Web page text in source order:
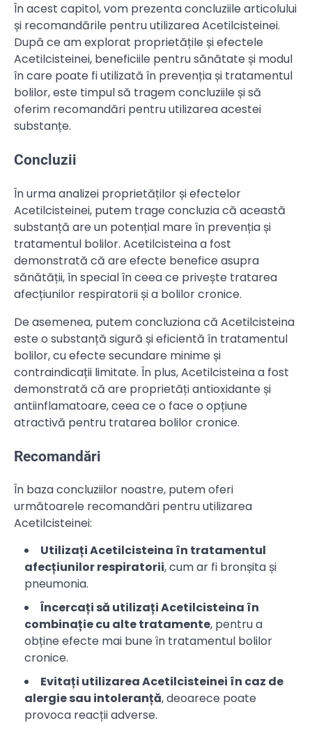
În acest capitol, vom prezenta concluziile articolului
și recomandările pentru utilizarea Acetilcisteinei.
După ce am explorat proprietățile și efectele
Acetilcisteinei, beneficiile pentru sănătate și modul
în care poate fi utilizată în prevenția și tratamentul
bolilor, este timpul să tragem concluziile și să
oferim recomandări pentru utilizarea acestei
substanțe.
Concluzii
În urma analizei proprietăților și efectelor
Acetilcisteinei, putem trage concluzia că această
substanță are un potențial mare în prevenția și
tratamentul bolilor. Acetilcisteina a fost
demonstrată că are efecte benefice asupra
sănătății, în special în ceea ce privește tratarea
afecțiunilor respiratorii și a bolilor cronice.
De asemenea, putem concluziona că Acetilcisteina
este o substanță sigură și eficientă în tratamentul
bolilor, cu efecte secundare minime și
contraindicații limitate. În plus, Acetilcisteina a fost
demonstrată că are proprietăți antioxidante și
antiinflamatoare, ceea ce o face o opțiune
atractivă pentru tratarea bolilor cronice.
Recomandări
În baza concluziilor noastre, putem oferi
următoarele recomandări pentru utilizarea
Acetilcisteinei:
Utilizați Acetilcisteina în tratamentul
afecțiunilor respiratorii, cum ar fi bronșita și
pneumonia.
Încercați să utilizați Acetilcisteina în
combinație cu alte tratamente, pentru a
obține efecte mai bune în tratamentul bolilor
cronice.
Evitați utilizarea Acetilcisteinei în caz de
alergie sau intoleranță, deoarece poate
provoca reacții adverse.